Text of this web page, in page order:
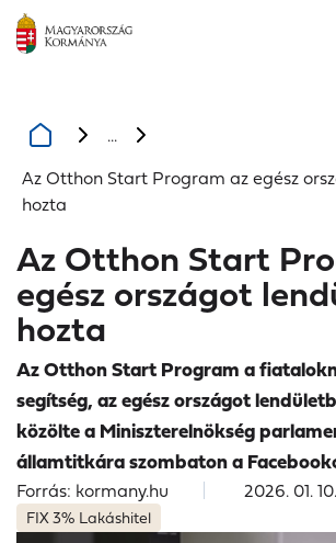
...
Az Otthon Start Program az egész
hozta
Az Otthon Start
egész országot
hozta
Az Otthon Start Program a
segítség, az egész országot
közölte a Miniszterelnökség
államtitkára szombaton a
Forrás: kormany.hu 2026. 01. 10.
FIX 3% Lakáshitel